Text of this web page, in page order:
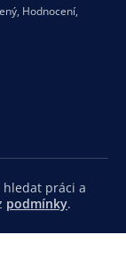
, Hodnocení,
práci a
podmínky.